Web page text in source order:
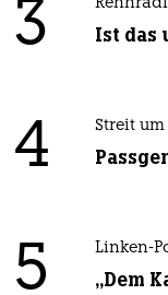
3 Ist das
4 Streit um
5 Linken-
„Dem